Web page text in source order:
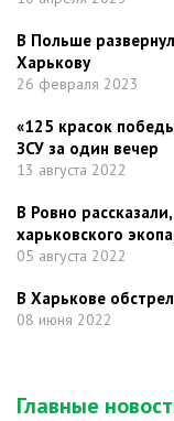
В Польше
Харькову
26 февраля 2023
«125 красок
ЗСУ за один вечер
13 августа 2022
В Ровно
харьковского
05 августа 2022
В Харькове
08 июня 2022
Главные